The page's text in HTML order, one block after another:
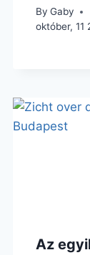
By Gaby
október, 11
Az